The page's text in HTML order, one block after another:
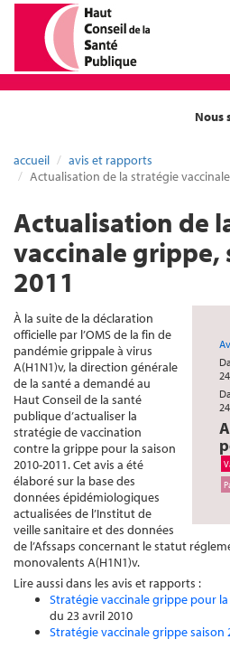
Nous
accueil
avis et rapports
Actualisation de la stratégie
Actualisation de
vaccinale grippe,
2011
À la suite de la déclaration
officielle par l’OMS de la fin de
pandémie grippale à virus
A(H1N1)v, la direction générale
de la santé a demandé au
Haut Conseil de la santé
publique d’actualiser la
stratégie de vaccination
contre la grippe pour la saison
2010-2011. Cet avis a été
élaboré sur la base des
données épidémiologiques
actualisées de l’Institut de
veille sanitaire et des données
de l’Afssaps concernant le statut
monovalents A(H1N1)v.
Lire aussi dans les avis et rapports :
Stratégie vaccinale grippe pour la
du 23 avril 2010
Stratégie vaccinale grippe saison